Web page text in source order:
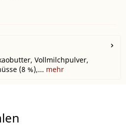
Vollmilchpulver,
(8 %),... mehr